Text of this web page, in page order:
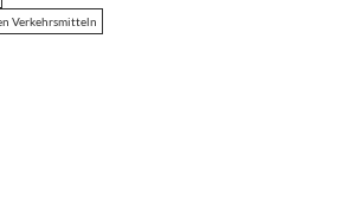
Verkehrsmitteln